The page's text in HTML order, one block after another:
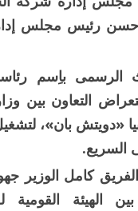
رئيس مجلس إدارة
باِسم رئاسة
التعاون بين
«دويتش بان»،
السريع.
كامل الوزير
الهيئة القومية